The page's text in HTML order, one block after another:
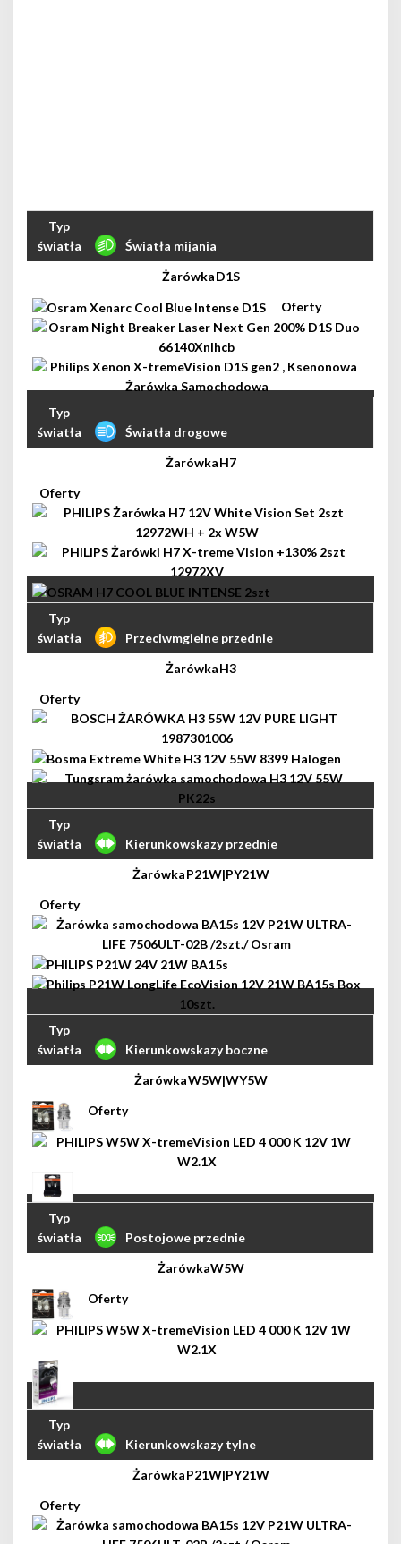
Światła mijania
D1S
Światła drogowe
H7
Przeciwmgielne przednie
H3
Kierunkowskazy przednie
P21W|PY21W
Kierunkowskazy boczne
W5W|WY5W
Postojowe przednie
W5W
Kierunkowskazy tylne
P21W|PY21W